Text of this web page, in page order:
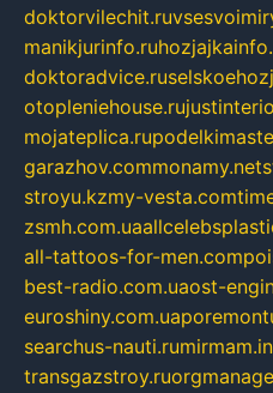
doktorvilechit.ru
manikjurinfo.ru
doktoradvice.ru
otopleniehouse.ru
mojateplica.ru
garazhov.commonamy.net
stroyu.kzmy-vesta.com
zsmh.com.ua
all-tattoos-for-men.com
best-radio.com.uaost-
euroshiny.com.ua
searchus-nauti.ru
transgazstroy.ru